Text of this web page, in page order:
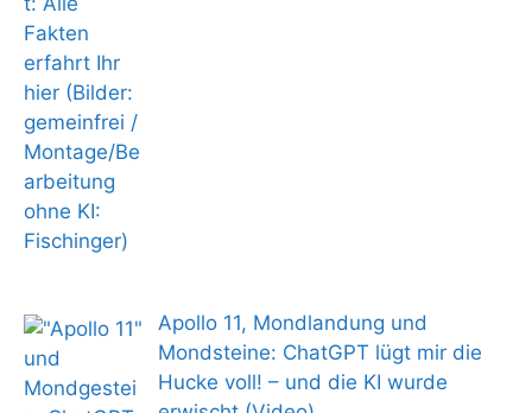
Apollo 11, Mondlandung und
Mondsteine: ChatGPT lügt mir die
Hucke voll! – und die KI wurde